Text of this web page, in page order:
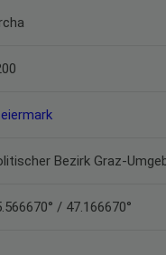
Bezirk Graz-
/ 47.166670°